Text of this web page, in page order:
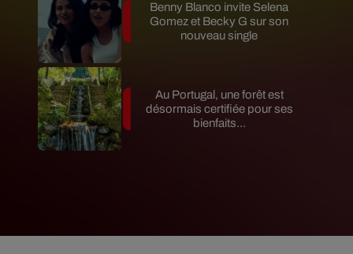
Benny Blanco invite Selena
Gomez et Becky G sur son
nouveau single
Au Portugal, une forêt est
désormais certifiée pour ses
bienfaits...